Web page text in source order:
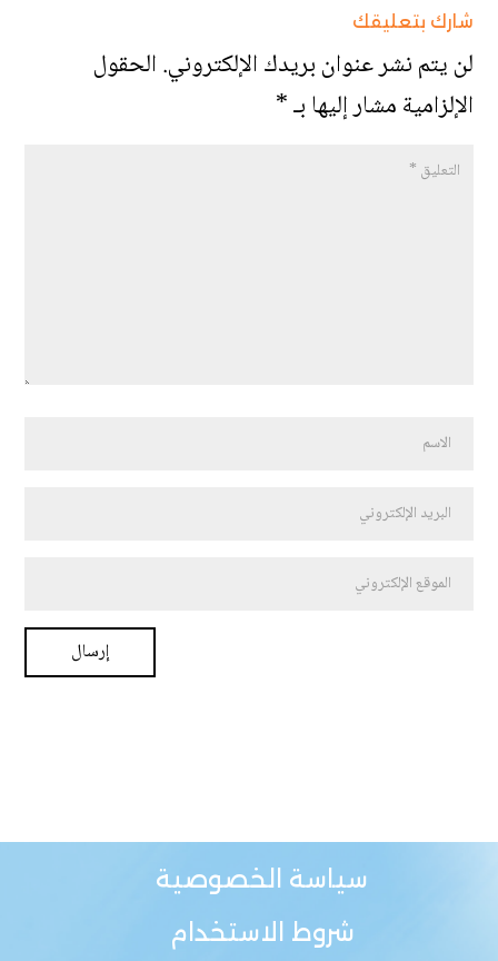
شارك بتعليقك
لن يتم نشر عنوان بريدك الإلكتروني.الحقول
الإلزامية مشار إليها بـ*
سياسة الخصوصية
شروط الاستخدام